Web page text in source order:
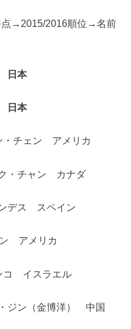
→2015/2016順位→名前
日本
日本
チェン アメリカ
・チャン カナダ
デス スペイン
アメリカ
イスラエル
ン（金博洋） 中国